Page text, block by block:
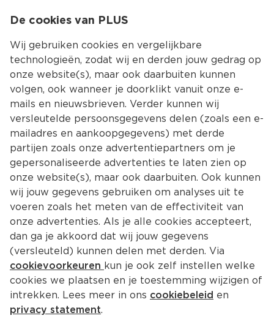
Kies jouw
Terug Producten
Ella's Kitchen Maize sticks perzik
+ banaan 7m+
De cookies van PLUS
Wij gebruiken cookies en vergelijkbare
technologieën, zodat wij en derden jouw gedrag op
onze website(s), maar ook daarbuiten kunnen
volgen, ook wanneer je doorklikt vanuit onze e-
mails en nieuwsbrieven. Verder kunnen wij
versleutelde persoonsgegevens delen (zoals een e-
mailadres en aankoopgegevens) met derde
partijen zoals onze advertentiepartners om je
gepersonaliseerde advertenties te laten zien op
onze website(s), maar ook daarbuiten. Ook kunnen
wij jouw gegevens gebruiken om analyses uit te
voeren zoals het meten van de effectiviteit van
onze advertenties. Als je alle cookies accepteert,
dan ga je akkoord dat wij jouw gegevens
(versleuteld) kunnen delen met derden. Via
cookievoorkeuren kun je ook zelf instellen welke
cookies we plaatsen en je toestemming wijzigen of
intrekken. Lees meer in ons cookiebeleid en
privacy statement.